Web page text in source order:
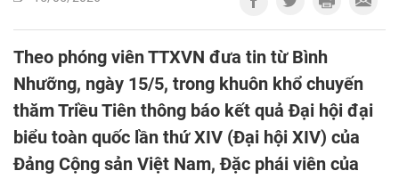
Theo phóng viên TTXVN đưa tin từ Bình
Nhưỡng, ngày 15/5, trong khuôn khổ chuyến
thăm Triều Tiên thông báo kết quả Đại hội đại
biểu toàn quốc lần thứ XIV (Đại hội XIV) của
Đảng Cộng sản Việt Nam, Đặc phái viên của